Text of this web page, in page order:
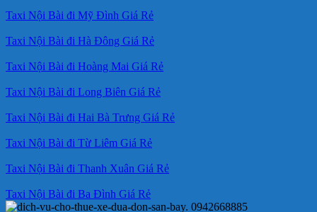
Taxi Nội Bài đi Mỹ Đình Giá Rẻ
Taxi Nội Bài đi Hà Đông Giá Rẻ
Taxi Nội Bài đi Hoàng Mai Giá Rẻ
Taxi Nội Bài đi Long Biên Giá Rẻ
Taxi Nội Bài đi Hai Bà Trưng Giá Rẻ
Taxi Nội Bài đi Từ Liêm Giá Rẻ
Taxi Nội Bài đi Thanh Xuân Giá Rẻ
Taxi Nội Bài đi Ba Đình Giá Rẻ